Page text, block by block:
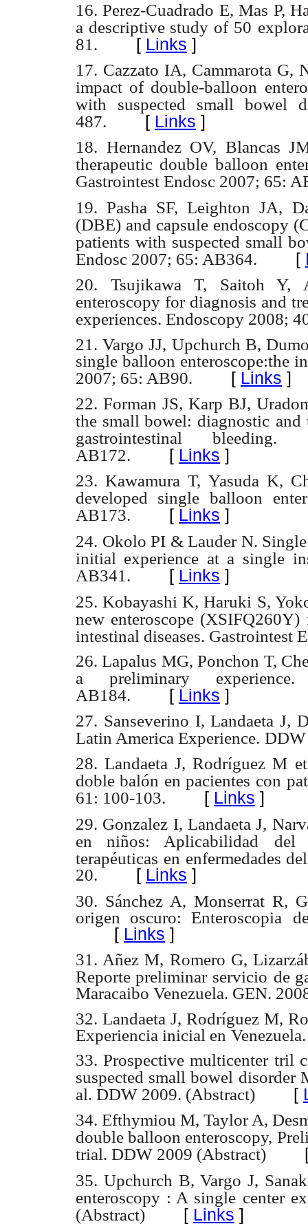
16. Perez-Cuadrado E, Mas P,
a descriptive study of 50
81. [ Links ]
17. Cazzato IA, Cammarota G,
impact of double-balloon
with suspected small bowel
487. [ Links ]
18. Hernandez OV, Blancas
therapeutic double balloon
Gastrointest Endosc 2007; 65:
19. Pasha SF, Leighton JA,
(DBE) and capsule endoscopy
patients with suspected small
Endosc 2007; 65: AB364. [
20. Tsujikawa T, Saitoh Y,
enteroscopy for diagnosis and
experiences. Endoscopy 2008;
21. Vargo JJ, Upchurch B,
single balloon enteroscope:the
2007; 65: AB90. [ Links ]
22. Forman JS, Karp BJ,
the small bowel: diagnostic and
gastrointestinal
AB172. [ Links ]
23. Kawamura T, Yasuda K,
developed single balloon
AB173. [ Links ]
24. Okolo PI & Lauder N.
initial experience at a single
AB341. [ Links ]
25. Kobayashi K, Haruki S,
new enteroscope (XSIFQ260Y)
intestinal diseases. Gastrointest
26. Lapalus MG, Ponchon T,
a preliminary experience.
AB184. [ Links ]
27. Sanseverino I, Landaeta J,
Latin America Experience.
28. Landaeta J, Rodríguez M
doble balón en pacientes con
61: 100-103. [ Links ]
29. Gonzalez I, Landaeta J,
en niños: Aplicabilidad
del
terapéuticas en enfermedades
20. [ Links ]
30. Sánchez A, Monserrat R,
origen oscuro: Enteroscopia
[ Links ]
31. Añez M, Romero G,
Reporte preliminar servicio de
Maracaibo Venezuela. GEN.
32. Landaeta J, Rodríguez M,
Experiencia inicial en
33. Prospective multicenter tril
suspected small bowel disorder
al. DDW 2009. (Abstract) [
34. Efthymiou M, Taylor A,
double balloon enteroscopy,
trial. DDW 2009 (Abstract)
35. Upchurch B, Vargo J,
enteroscopy : A single center
(Abstract) [ Links ]